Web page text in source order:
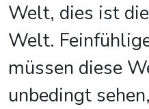
Welt, dies ist
Welt.
müssen diese
unbedingt